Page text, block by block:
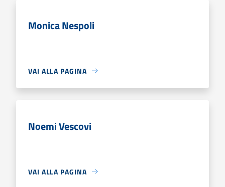
Monica Nespoli
VAI ALLA PAGINA
Noemi Vescovi
VAI ALLA PAGINA